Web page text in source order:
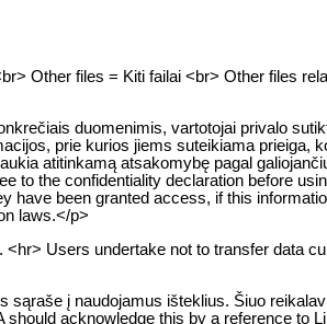
Other files = Kiti failai <br> Other files
duomenimis, vartotojai privalo
prie kurios jiems suteikiama prieiga,
atitinkamą atsakomybę pagal
to the confidentiality declaration before
have been granted access, if this
laws.</p>
Users undertake not to transfer data
į naudojamus išteklius. Šiuo
acknowledge this by a reference to